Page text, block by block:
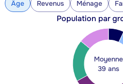
Âge Revenus Ménage
Population par
Moyenne
39 ans